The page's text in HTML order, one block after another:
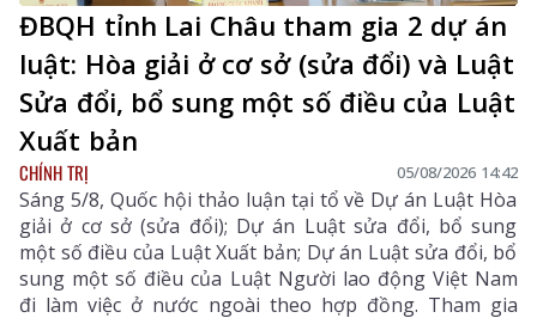
ĐBQH tỉnh Lai Châu tham gia 2 dự án
luật: Hòa giải ở cơ sở (sửa đổi) và Luật
Sửa đổi, bổ sung một số điều của Luật
Xuất bản
CHÍNH TRỊ 05/08/2026 14:42
Sáng 5/8, Quốc hội thảo luận tại tổ về Dự án Luật Hòa
giải ở cơ sở (sửa đổi); Dự án Luật sửa đổi, bổ sung
một số điều của Luật Xuất bản; Dự án Luật sửa đổi, bổ
sung một số điều của Luật Người lao động Việt Nam
đi làm việc ở nước ngoài theo hợp đồng. Tham gia